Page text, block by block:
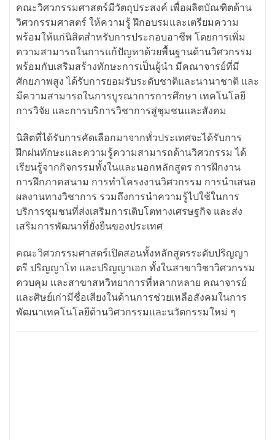
คณะวิศวกรรมศาสตร์มีวัตถุประสงค์ เพื่อผลิตบัณฑิตด้าน
วิศวกรรมศาสตร์ ให้ความรู้ ฝึกอบรมและเตรียมความ
พร้อมให้แก่นิสิตสำหรับการประกอบอาชีพ โดยการเพิ่ม
ความสามารถในการแก้ปัญหาด้วยพื้นฐานด้านวิศวกรรม
พร้อมกับเสริมสร้างทักษะการเป็นผู้นำ มีคณาจารย์ที่มี
ศักยภาพสูง ได้รับการยอมรับระดับชาติและนานาชาติ และ
มีความสามารถในการบูรณาการการศึกษา เทคโนโลยี
การวิจัย และการบริการวิชาการสู่ชุมชนและสังคม
นิสิตที่ได้รับการคัดเลือกมาจากทั่วประเทศจะได้รับการ
ฝึกฝนทักษะและความรู้ความสามารถด้านวิศวกรรม ได้
เรียนรู้จากกิจกรรมทั้งในและนอกหลักสูตร การฝึกงาน
การฝึกภาคสนาม การทำโครงงานวิศวกรรม การนำเสนอ
ผลงานทางวิชาการ รวมถึงการนำความรู้ไปใช้ในการ
บริการชุมชนที่ส่งเสริมการเติบโตทางเศรษฐกิจ และส่ง
เสริมการพัฒนาที่ยั่งยืนของประเทศ
คณะวิศวกรรมศาสตร์เปิดสอนทั้งหลักสูตรระดับปริญญา
ตรี ปริญญาโท และปริญญาเอก ทั้งในสาขาวิชาวิศวกรรม
ควบคุม และสาขาสหวิทยาการที่หลากหลาย คณาจารย์
และศิษย์เก่ามีชื่อเสียงในด้านการช่วยเหลือสังคมในการ
พัฒนาเทคโนโลยีด้านวิศวกรรมและนวัตกรรมใหม่ ๆ